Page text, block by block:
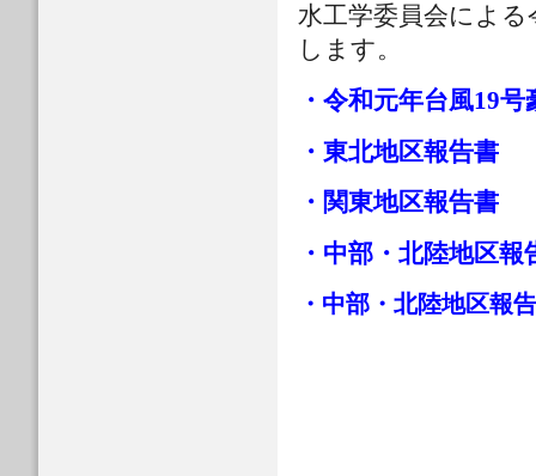
水工学委員会による
します。
・ 令和元年台風19号
・ 東北地区報告書
・ 関東地区報告書
・ 中部・北陸地区報
・ 中部・北陸地区報